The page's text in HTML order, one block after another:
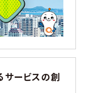
サービスの創